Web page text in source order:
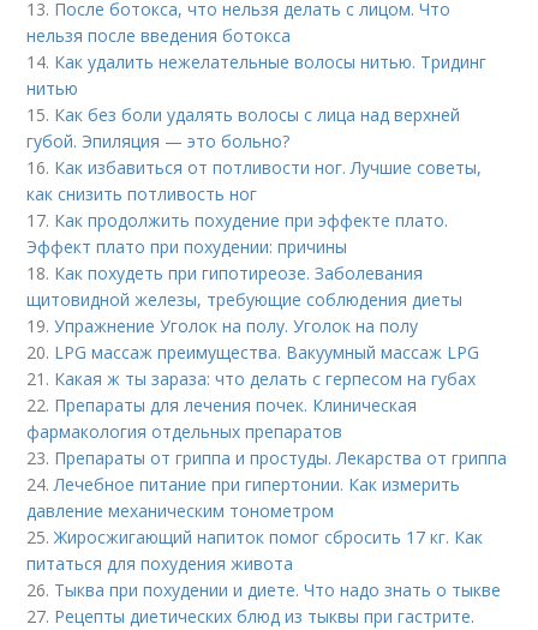
13. После ботокса, что нельзя делать с лицом. Что
нельзя после введения ботокса
14. Как удалить нежелательные волосы нитью. Тридинг
нитью
15. Как без боли удалять волосы с лица над верхней
губой. Эпиляция — это больно?
16. Как избавиться от потливости ног. Лучшие советы,
как снизить потливость ног
17. Как продолжить похудение при эффекте плато.
Эффект плато при похудении: причины
18. Как похудеть при гипотиреозе. Заболевания
щитовидной железы, требующие соблюдения диеты
19.Упражнение Уголок на полу. Уголок на полу
20. LPG массаж преимущества. Вакуумный массаж LPG
21. Какая ж ты зараза: что делать с герпесом на губах
22. Препараты для лечения почек. Клиническая
фармакология отдельных препаратов
23. Препараты от гриппа и простуды. Лекарства от гриппа
24.Лечебное питание при гипертонии. Как измерить
давление механическим тонометром
25.Жиросжигающий напиток помог сбросить 17 кг. Как
питаться для похудения живота
26. Тыква при похудении и диете. Что надо знать о тыкве
27. Рецепты диетических блюд из тыквы при гастрите.